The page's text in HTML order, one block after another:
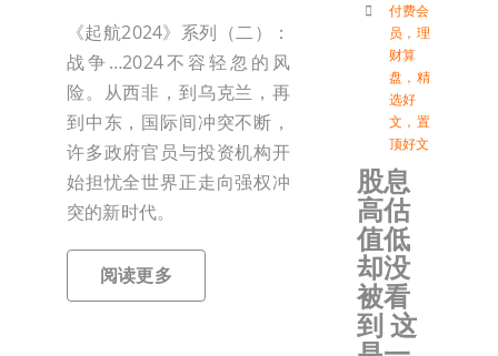
《起航2024》系列（二）：
战争…2024不容轻忽的风
险。从西非，到乌克兰，再
到中东，国际间冲突不断，
许多政府官员与投资机构开
始担忧全世界正走向强权冲
突的新时代。
阅读更多
付费会
员 ， 理
财算
盘 ， 精
选好
文 ， 置
顶好文
股息
高估
值低
却没
被看
到 这